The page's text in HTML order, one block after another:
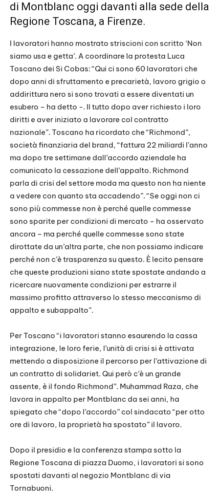
di Montblanc oggi davanti alla sede della
Regione Toscana, a Firenze.
I lavoratori hanno mostrato striscioni con scritto ‘Non
siamo usa e getta’. A coordinare la protesta Luca
Toscano dei Si Cobas: “Qui ci sono 60 lavoratori che
dopo anni di sfruttamento e precarietà, lavoro grigio o
addirittura nero si sono trovati a essere diventati un
esubero – ha detto -. Il tutto dopo aver richiesto i loro
diritti e aver iniziato a lavorare col contratto
nazionale”. Toscano ha ricordato che “Richmond”,
società finanziaria del brand, “fattura 22 miliardi l’anno
ma dopo tre settimane dall’accordo aziendale ha
comunicato la cessazione dell’appalto. Richmond
parla di crisi del settore moda ma questo non ha niente
a vedere con quanto sta accadendo”. “Se oggi non ci
sono più commesse non è perché quelle commesse
sono sparite per condizioni di mercato – ha osservato
ancora – ma perché quelle commesse sono state
dirottate da un’altra parte, che non possiamo indicare
perché non c’è trasparenza su questo. È lecito pensare
che queste produzioni siano state spostate andando a
ricercare nuovamente condizioni per estrarre il
massimo profitto attraverso lo stesso meccanismo di
appalto e subappalto”.
Per Toscano “i lavoratori stanno esaurendo la cassa
integrazione, le loro ferie, l’unità di crisi si è attivata
mettendo a disposizione il percorso per l’attivazione di
un contratto di solidariet. Qui però c’è un grande
assente, è il fondo Richmond”. Muhammad Raza, che
lavora in appalto per Montblanc da sei anni, ha
spiegato che “dopo l’accordo” col sindacato “per otto
ore di lavoro, la proprietà ha spostato” il lavoro.
Dopo il presidio e la conferenza stampa sotto la
Regione Toscana di piazza Duomo, i lavoratori si sono
spostati davanti al negozio Montblanc di via
Tornabuoni.